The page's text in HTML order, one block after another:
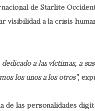
de Starlite
visibilidad a la crisis
dedicado a las víctimas, a
los unos a los otros”,
de las personalidades